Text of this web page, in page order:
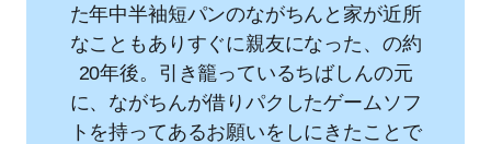
た年中半袖短パンのながちんと家が近所
なこともありすぐに親友になった、の約
20年後。引き籠っているちばしんの元
に、ながちんが借りパクしたゲームソフ
トを持ってあるお願いをしにきたことで